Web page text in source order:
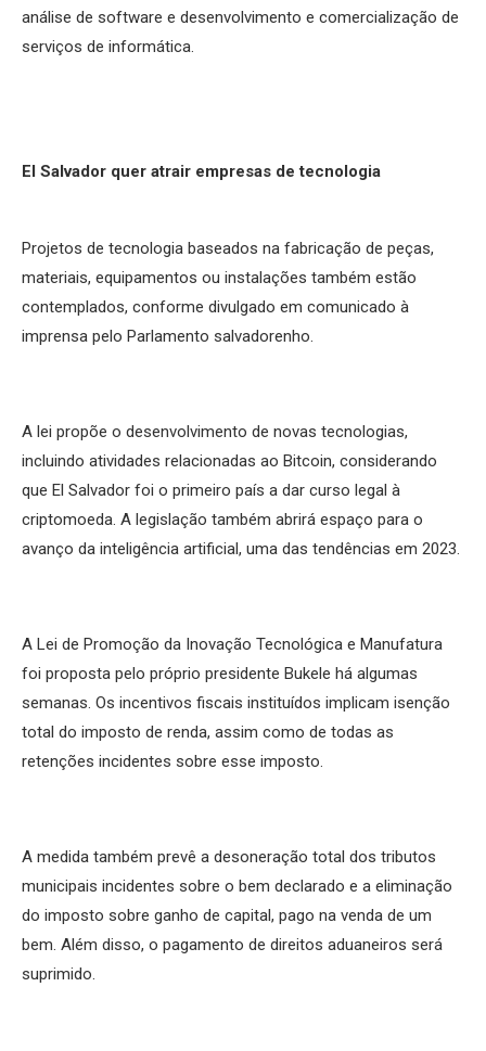
análise de software e desenvolvimento e comercialização de
serviços de informática.
El Salvador quer atrair empresas de tecnologia
Projetos de tecnologia baseados na fabricação de peças,
materiais, equipamentos ou instalações também estão
contemplados, conforme divulgado em comunicado à
imprensa pelo Parlamento salvadorenho.
A lei propõe o desenvolvimento de novas tecnologias,
incluindo atividades relacionadas ao Bitcoin, considerando
que El Salvador foi o primeiro país a dar curso legal à
criptomoeda. A legislação também abrirá espaço para o
avanço da inteligência artificial, uma das tendências em 2023.
A Lei de Promoção da Inovação Tecnológica e Manufatura
foi proposta pelo próprio presidente Bukele há algumas
semanas. Os incentivos fiscais instituídos implicam isenção
total do imposto de renda, assim como de todas as
retenções incidentes sobre esse imposto.
A medida também prevê a desoneração total dos tributos
municipais incidentes sobre o bem declarado e a eliminação
do imposto sobre ganho de capital, pago na venda de um
bem. Além disso, o pagamento de direitos aduaneiros será
suprimido.